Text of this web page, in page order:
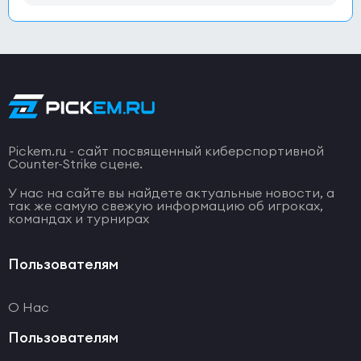
Pickem.ru - сайт посвященный киберспортивной
Counter-Strike сцене.
У нас на сайте вы найдете актуальные новости, а
так же самую свежую информацию об игроках,
командах и турнирах
Пользователям
О Нас
Пользователям